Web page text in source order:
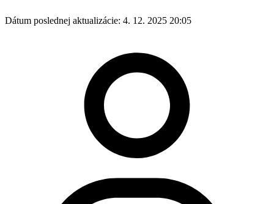
Dátum poslednej aktualizácie: 4. 12. 2025 20:05